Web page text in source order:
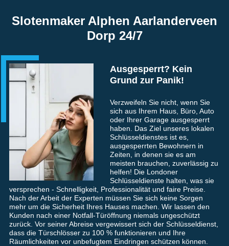
Slotenmaker Alphen Aarlanderveen
Dorp 24/7
Ausgesperrt? Kein
Grund zur Panik!
Verzweifeln Sie nicht, wenn Sie
sich aus Ihrem Haus, Büro, Auto
oder Ihrer Garage ausgesperrt
haben. Das Ziel unseres lokalen
Schlüsseldienstes ist es,
ausgesperrten Bewohnern in
Zeiten, in denen sie es am
meisten brauchen, zuverlässig zu
helfen! Die Londoner
Schlüsseldienste halten, was sie
versprechen - Schnelligkeit, Professionalität und faire Preise.
Nach der Arbeit der Experten müssen Sie sich keine Sorgen
mehr um die Sicherheit Ihres Hauses machen. Wir lassen den
Kunden nach einer Notfall-Türöffnung niemals ungeschützt
zurück. Vor seiner Abreise vergewissert sich der Schlüsseldienst,
dass die Türschlösser zu 100 % funktionieren und Ihre
Räumlichkeiten vor unbefugtem Eindringen schützen können.